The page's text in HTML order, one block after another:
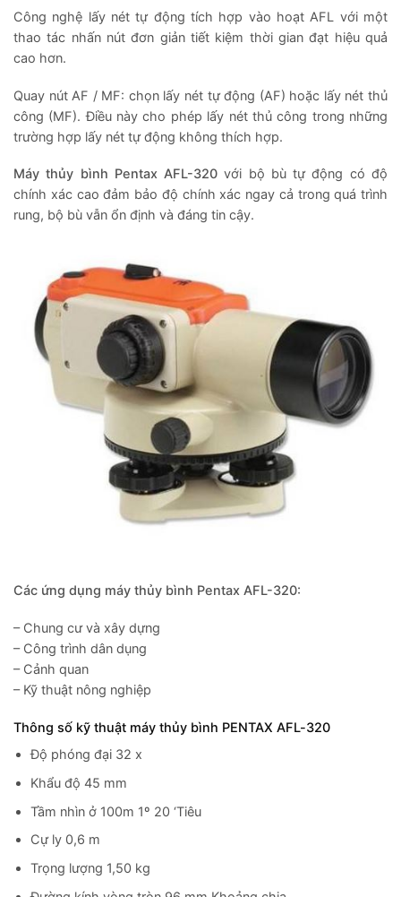
Công nghệ lấy nét tự động tích hợp vào hoạt AFL với một
thao tác nhấn nút đơn giản tiết kiệm thời gian đạt hiệu quả
cao hơn.
Quay nút AF / MF: chọn lấy nét tự động (AF) hoặc lấy nét thủ
công (MF). Điều này cho phép lấy nét thủ công trong những
trường hợp lấy nét tự động không thích hợp.
Máy thủy bình Pentax AFL-320với bộ bù tự động có độ
chính xác cao đảm bảo độ chính xác ngay cả trong quá trình
rung, bộ bù vẫn ổn định và đáng tin cậy.
Các ứng dụng máy thủy bình Pentax AFL-320:
– Chung cư và xây dựng
– Công trình dân dụng
– Cảnh quan
– Kỹ thuật nông nghiệp
Thông số kỹ thuật máy thủy bình PENTAX AFL-320
Độ phóng đại 32 x
Khẩu độ 45 mm
Tầm nhìn ở 100m 1º 20 ‘Tiêu
Cự ly 0,6 m
Trọng lượng 1,50 kg